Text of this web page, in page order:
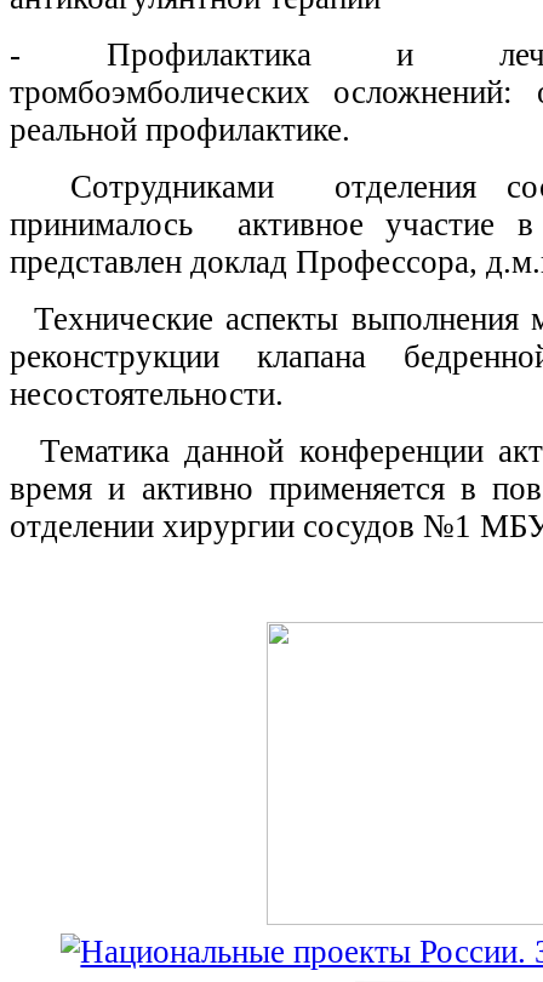
- Профилактика и
тромбоэмболических
реальной профилактике.
Сотрудниками отделения
принималось активное участие
представлен доклад Профессора,
Технические аспекты выполнения
реконструкции клапана
несостоятельности.
Тематика данной конференции
время и активно применяется в
отделении хирургии сосудов №1